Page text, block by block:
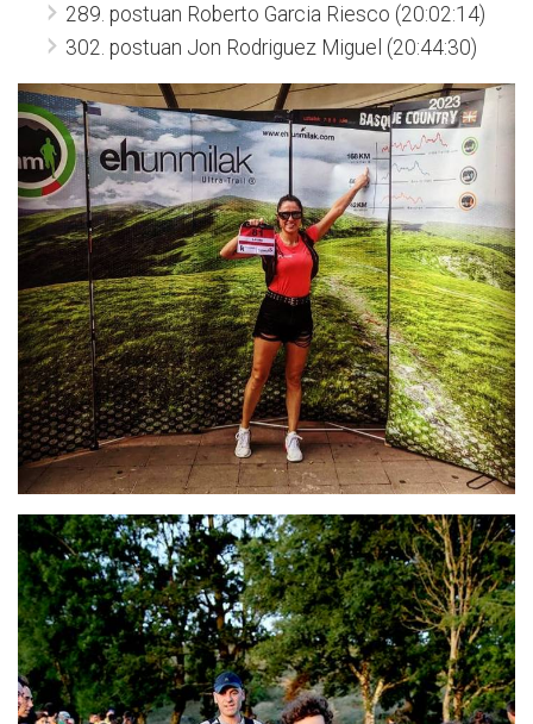
289. postuan Roberto Garcia Riesco (20:02:14)
302. postuan Jon Rodriguez Miguel (20:44:30)